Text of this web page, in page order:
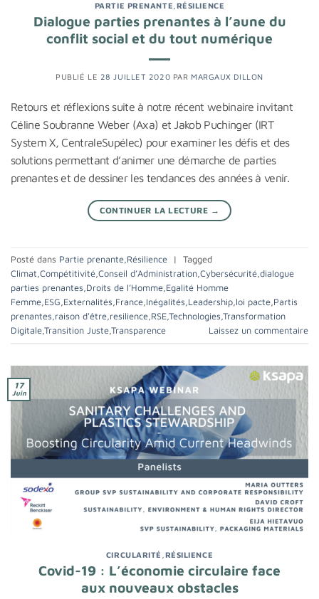
PARTIE PRENANTE RÉSILIENCE
Dialogue parties prenantes à l’aune du
conflit social et du tout numérique
PUBLIÉ LE 28 JUILLET 2020 PAR MARGAUX DILLON
Retours et réflexions suite à notre récent webinaire invitant
Céline Soubranne Weber (Axa) et Jakob Puchinger (IRT
System X, CentraleSupélec) pour examiner les défis et des
solutions permettant d’animer une démarche de parties
prenantes et de dessiner les tendances des années à venir.
CONTINUER LA LECTURE →
Posté dans Partie prenante Résilience |
Tagged
Climat Compétitivité Conseil d’Administration Cybersécurité dialogue
parties prenantes Droits de l’Homme Egalité Homme
Femme ESG Externalités France Inégalités Leadership loi pacte Partis
prenantes raison d'être resilience RSE Technologies Transformation
Digitale Transition Juste Transparence Laissez un commentaire
17
Juin
CIRCULARITÉ RÉSILIENCE
Covid-19 : L’économie circulaire face
aux nouveaux obstacles